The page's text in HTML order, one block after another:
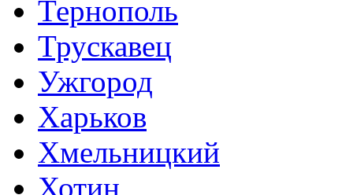
Тернополь
Трускавец
Ужгород
Харьков
Хмельницкий
Хотин